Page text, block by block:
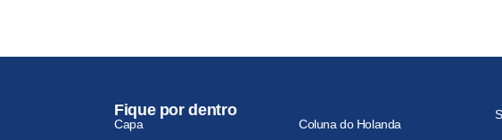
Fique por dentro
Capa Coluna do Holanda